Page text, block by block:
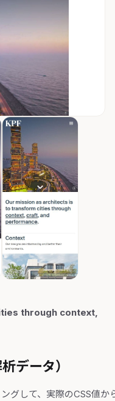
through context,
データ）
グして、実際のCSS値か